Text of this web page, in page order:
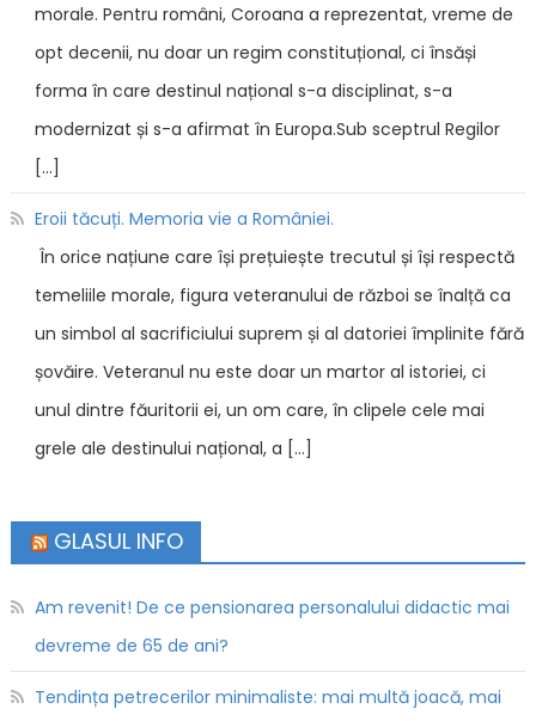
morale. Pentru români, Coroana a reprezentat, vreme de
opt decenii, nu doar un regim constituțional, ci însăși
forma în care destinul național s-a disciplinat, s-a
modernizat și s-a afirmat în Europa.Sub sceptrul Regilor
[…]
Eroii tăcuți. Memoria vie a României.
În orice națiune care își prețuiește trecutul și își respectă
temeliile morale, figura veteranului de război se înalță ca
un simbol al sacrificiului suprem și al datoriei împlinite fără
șovăire. Veteranul nu este doar un martor al istoriei, ci
unul dintre făuritorii ei, un om care, în clipele cele mai
grele ale destinului național, a […]
GLASUL INFO
Am revenit! De ce pensionarea personalului didactic mai
devreme de 65 de ani?
Tendința petrecerilor minimaliste: mai multă joacă, mai